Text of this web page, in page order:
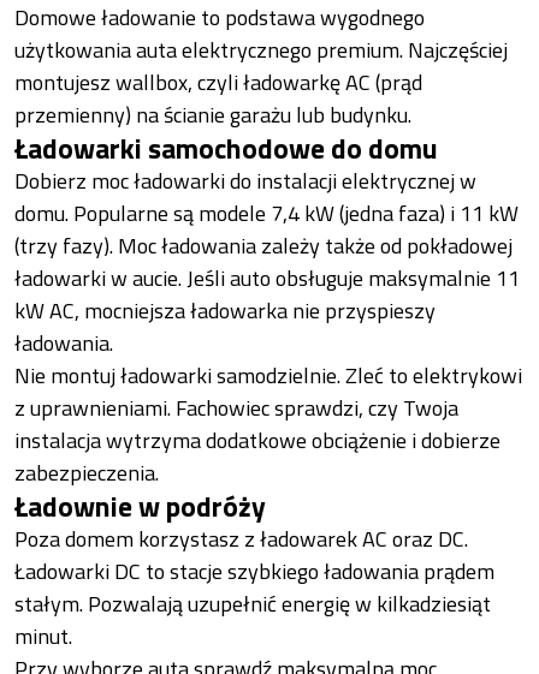
Domowe ładowanie to podstawa wygodnego
użytkowania auta elektrycznego premium. Najczęściej
montujesz wallbox, czyli ładowarkę AC (prąd
przemienny) na ścianie garażu lub budynku.
Ładowarki samochodowe do domu
Dobierz moc ładowarki do instalacji elektrycznej w
domu. Popularne są modele 7,4 kW (jedna faza) i 11 kW
(trzy fazy). Moc ładowania zależy także od pokładowej
ładowarki w aucie. Jeśli auto obsługuje maksymalnie 11
kW AC, mocniejsza ładowarka nie przyspieszy
ładowania.
Nie montuj ładowarki samodzielnie. Zleć to elektrykowi
z uprawnieniami. Fachowiec sprawdzi, czy Twoja
instalacja wytrzyma dodatkowe obciążenie i dobierze
zabezpieczenia.
Ładownie w podróży
Poza domem korzystasz z ładowarek AC oraz DC.
Ładowarki DC to stacje szybkiego ładowania prądem
stałym. Pozwalają uzupełnić energię w kilkadziesiąt
minut.